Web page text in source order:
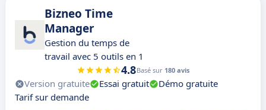
Bizneo Time
Manager
Gestion du temps de
travail avec 5 outils en 1
4.8Basé sur 180 avis
Version gratuite Essai gratuit
Démo gratuite
Tarif sur demande